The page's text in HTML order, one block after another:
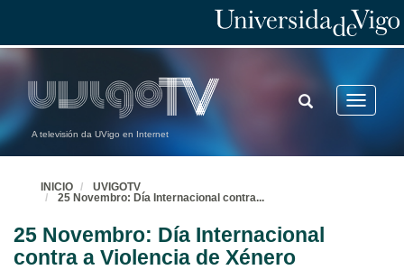
A televisión da UVigo en Internet
Toggle
TOGGLE
SEARCH
INICIO
UVIGOTV
25 Novembro: Día Internacional contra...
25 Novembro: Día Internacional
contra a Violencia de Xénero